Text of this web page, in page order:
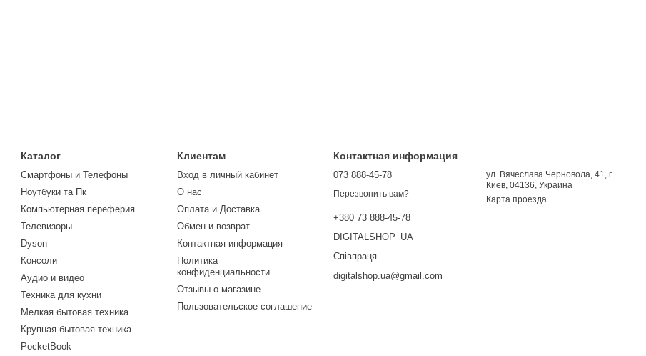
Каталог
Смартфоны и Телефоны
Ноутбуки та Пк
Компьютерная переферия
Телевизоры
Dyson
Консоли
Аудио и видео
Техника для кухни
Мелкая бытовая техника
Крупная бытовая техника
PocketBook
Клиентам
Вход в личный кабинет
О нас
Оплата и Доставка
Обмен и возврат
Контактная информация
Политика
конфиденциальности
Отзывы о магазине
Пользовательское соглашение
Контактная информация
073 888-45-78
Перезвонить вам?
+380 73 888-45-78
DIGITALSHOP_UA
Співпраця
digitalshop.ua@gmail.com
ул. Вячеслава Черновола, 41, г.
Киев, 04136, Украина
Карта проезда